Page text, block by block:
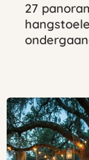
27